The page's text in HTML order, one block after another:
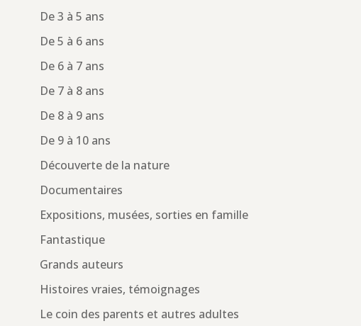
De 3 à 5 ans
De 5 à 6 ans
De 6 à 7 ans
De 7 à 8 ans
De 8 à 9 ans
De 9 à 10 ans
Découverte de la nature
Documentaires
Expositions, musées, sorties en famille
Fantastique
Grands auteurs
Histoires vraies, témoignages
Le coin des parents et autres adultes